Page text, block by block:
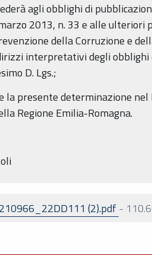
agli obblighi di
2013, n. 33 e alle
della Corruzione e
interpretativi degli obblighi
D. Lgs.;
la presente determinazione
Regione Emilia-Romagna.
(2).pdf-